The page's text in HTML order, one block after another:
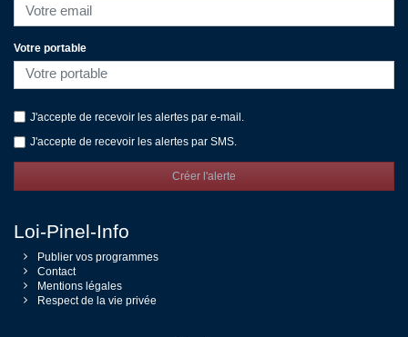
Votre portable
J'accepte de recevoir les alertes par e-mail.
J'accepte de recevoir les alertes par SMS.
Créer l'alerte
Loi-Pinel-Info
Publier vos programmes
Contact
Mentions légales
Respect de la vie privée